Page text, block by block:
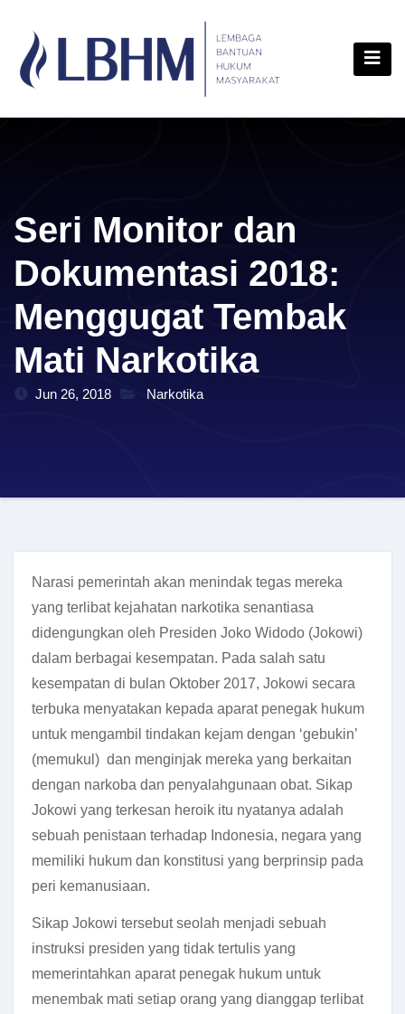
content
Seri Monitor dan
Dokumentasi 2018:
Menggugat Tembak
Mati Narkotika
Jun 26, 2018 Narkotika
Narasi pemerintah akan menindak tegas mereka
yang terlibat kejahatan narkotika senantiasa
didengungkan oleh Presiden Joko Widodo (Jokowi)
dalam berbagai kesempatan. Pada salah satu
kesempatan di bulan Oktober 2017, Jokowi secara
terbuka menyatakan kepada aparat penegak hukum
untuk mengambil tindakan kejam dengan ‘gebukin’
(memukul) dan menginjak mereka yang berkaitan
dengan narkoba dan penyalahgunaan obat. Sikap
Jokowi yang terkesan heroik itu nyatanya adalah
sebuah penistaan terhadap Indonesia, negara yang
memiliki hukum dan konstitusi yang berprinsip pada
peri kemanusiaan.
Sikap Jokowi tersebut seolah menjadi sebuah
instruksi presiden yang tidak tertulis yang
memerintahkan aparat penegak hukum untuk
menembak mati setiap orang yang dianggap terlibat